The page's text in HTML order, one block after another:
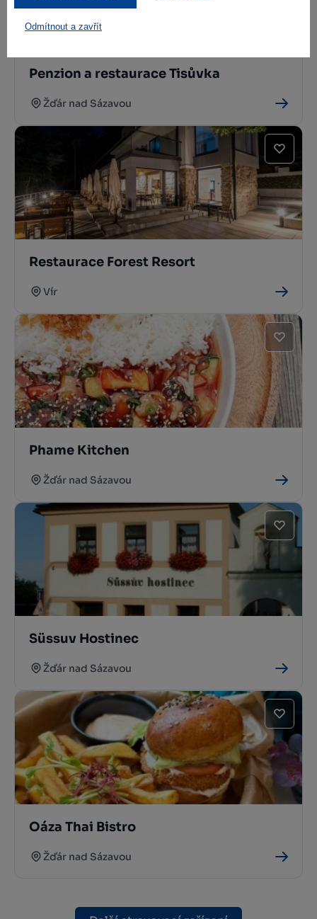
Odmítnout a zavřít
Penzion a restaurace Tisůvka
Žďár nad Sázavou
Restaurace Forest Resort
Vír
Phame Kitchen
Žďár nad Sázavou
Süssuv Hostinec
Žďár nad Sázavou
Oáza Thai Bistro
Žďár nad Sázavou